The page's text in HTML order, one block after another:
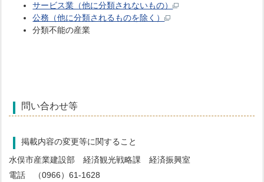
サービス業（他に分類されないもの）
公務（他に分類されるものを除く）
分類不能の産業
問い合わせ等
掲載内容の変更等に関すること
水俣市産業建設部 経済観光戦略課 経済振興室
電話 （0966）61-1628